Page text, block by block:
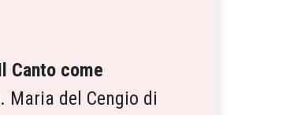
Canto come
Maria del Cengio di